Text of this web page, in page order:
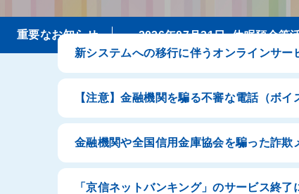
新システムへの移行に伴うオンラインサー
【注意】金融機関を騙る不審な電話（ボ
金融機関や全国信用金庫協会を騙った詐
「京信ネットバンキング」のサービス終了